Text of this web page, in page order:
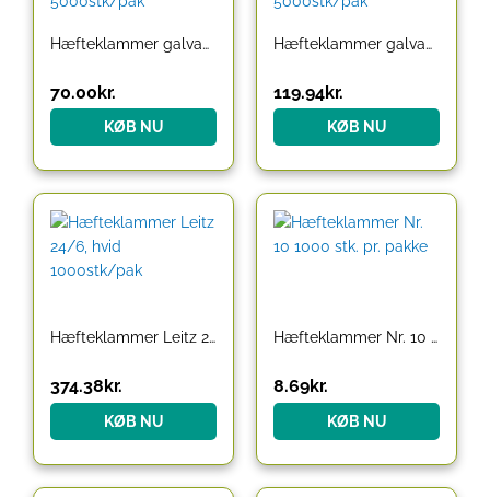
Hæfteklammer galvaniserede Rapid strong 21/4 5000stk/pak
70.00kr.
KØB NU
Hæfteklammer galvaniseret 24/8 Rapid super strong 5000stk/pak
119.94kr.
KØB NU
Hæfteklammer Leitz 24/6, hvid 1000stk/pak
374.38kr.
KØB NU
Hæfteklammer Nr. 10 1000 stk. pr. pakke
8.69kr.
KØB NU